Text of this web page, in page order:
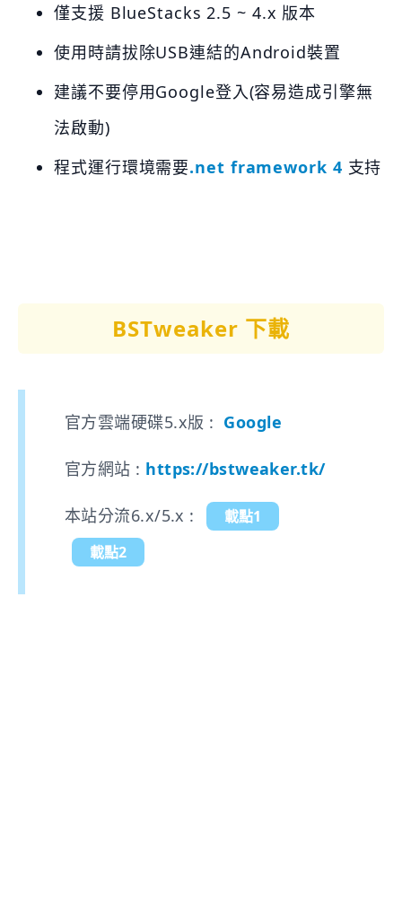
僅支援 BlueStacks 2.5 ~ 4.x 版本
使用時請拔除USB連結的Android裝置
建議不要停用Google登入(容易造成引擎無
法啟動)
程式運行環境需要.net framework 4 支持
BSTweaker 下載
官方雲端硬碟5.x版 : Google
官方網站 : https://bstweaker.tk/
本站分流6.x/5.x :
載點1
載點2